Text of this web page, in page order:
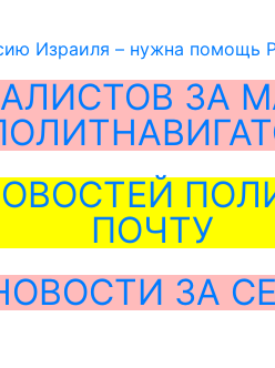
Израиля – нужна помощь
ЗА
ПОЧТУ
ЗА